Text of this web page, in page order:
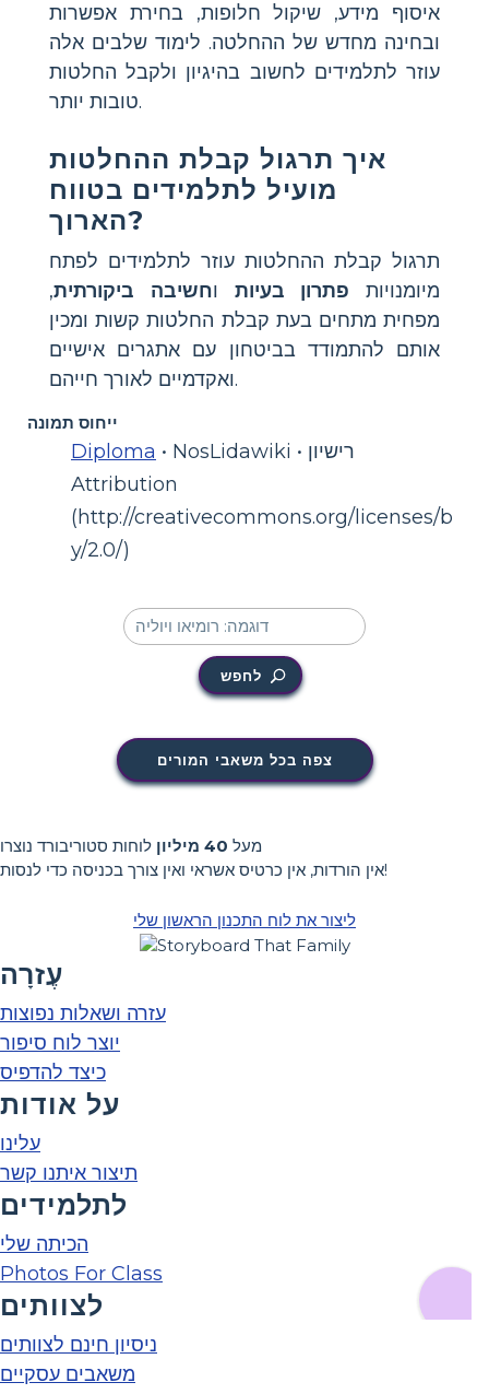
איסוף מידע, שיקול חלופות, בחירת אפשרות
ובחינה מחדש של ההחלטה. לימוד שלבים אלה
עוזר לתלמידים לחשוב בהיגיון ולקבל החלטות
טובות יותר.
איך תרגול קבלת ההחלטות
מועיל לתלמידים בטווח
הארוך?
תרגול קבלת ההחלטות עוזר לתלמידים לפתח
מיומנויות פתרון בעיות וחשיבה ביקורתית,
מפחית מתחים בעת קבלת החלטות קשות ומכין
אותם להתמודד בביטחון עם אתגרים אישיים
ואקדמיים לאורך חייהם.
ייחוס תמונה
Diploma • NosLidawiki • רישיון
Attribution
(http://creativecommons.org/licenses/b
y/2.0/)
לחפש
צפה בכל משאבי המורים
מעל 40 מיליון
לוחות סטוריבורד נוצרו
אין הורדות, אין כרטיס אשראי ואין צורך בכניסה כדי לנסות!
ליצור את לוח התכנון הראשון שלי
עֶזרָה
עזרה ושאלות נפוצות
יוצר לוח סיפור
כיצד להדפיס
על אודות
עלינו
תיצור איתנו קשר
לתלמידים
הכיתה שלי
Photos For Class
לצוותים
ניסיון חינם לצוותים
משאבים עסקיים